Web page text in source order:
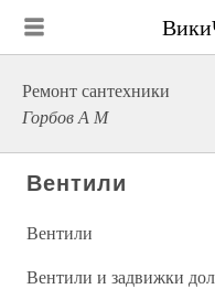
Ремонт сантехники
Горбов А М
Вентили
Вентили
Вентили и задвижки